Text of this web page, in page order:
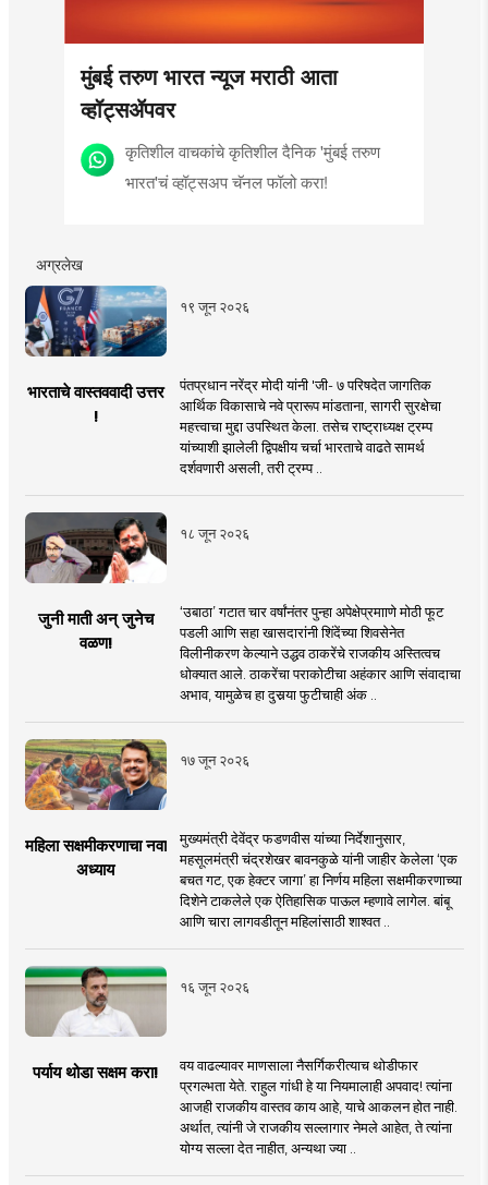
मुंबई तरुण भारत न्यूज मराठी आता
व्हॉट्सॲपवर
कृतिशील वाचकांचे कृतिशील दैनिक 'मुंबई तरुण
भारत'चं व्हॉट्सअप चॅनल फॉलो करा!
अग्रलेख
१९ जून २०२६
भारताचे वास्तववादी उत्तर
!
पंतप्रधान नरेंद्र मोदी यांनी 'जी- ७ परिषदेत जागतिक
आर्थिक विकासाचे नवे प्रारूप मांडताना, सागरी सुरक्षेचा
महत्त्वाचा मुद्दा उपस्थित केला. तसेच राष्ट्राध्यक्ष ट्रम्प
यांच्याशी झालेली द्विपक्षीय चर्चा भारताचे वाढते सामर्थ
दर्शवणारी असली, तरी ट्रम्प ..
१८ जून २०२६
जुनी माती अन् जुनेच
वळण!
‘उबाठा’ गटात चार वर्षांनंतर पुन्हा अपेक्षेप्रमााणे मोठी फूट
पडली आणि सहा खासदारांनी शिंदेंच्या शिवसेनेत
विलीनीकरण केल्याने उद्धव ठाकरेंचे राजकीय अस्तित्वच
धोक्यात आले. ठाकरेंचा पराकोटीचा अहंकार आणि संवादाचा
अभाव, यामुळेच हा दुसर्‍या फुटीचाही अंक ..
१७ जून २०२६
महिला सक्षमीकरणाचा नवा
अध्याय
मुख्यमंत्री देवेंद्र फडणवीस यांच्या निर्देशानुसार,
महसूलमंत्री चंद्रशेखर बावनकुळे यांनी जाहीर केलेला ‘एक
बचत गट, एक हेक्टर जागा’ हा निर्णय महिला सक्षमीकरणाच्या
दिशेने टाकलेले एक ऐतिहासिक पाऊल म्हणावे लागेल. बांबू
आणि चारा लागवडीतून महिलांसाठी शाश्वत ..
१६ जून २०२६
पर्याय थोडा सक्षम करा!
वय वाढल्यावर माणसाला नैसर्गिकरीत्याच थोडीफार
प्रगल्भता येते. राहुल गांधी हे या नियमालाही अपवाद! त्यांना
आजही राजकीय वास्तव काय आहे, याचे आकलन होत नाही.
अर्थात, त्यांनी जे राजकीय सल्लागार नेमले आहेत, ते त्यांना
योग्य सल्ला देत नाहीत, अन्यथा ज्या ..